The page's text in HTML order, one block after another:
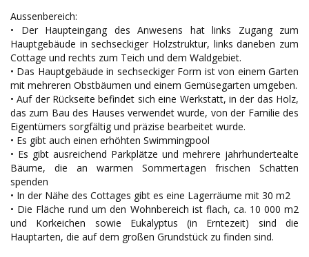
Aussenbereich:
• Der Haupteingang des Anwesens hat links Zugang zum
Hauptgebäude in sechseckiger Holzstruktur, links daneben zum
Cottage und rechts zum Teich und dem Waldgebiet.
• Das Hauptgebäude in sechseckiger Form ist von einem Garten
mit mehreren Obstbäumen und einem Gemüsegarten umgeben.
• Auf der Rückseite befindet sich eine Werkstatt, in der das Holz,
das zum Bau des Hauses verwendet wurde, von der Familie des
Eigentümers sorgfältig und präzise bearbeitet wurde.
• Es gibt auch einen erhöhten Swimmingpool
• Es gibt ausreichend Parkplätze und mehrere jahrhundertealte
Bäume, die an warmen Sommertagen frischen Schatten
spenden
• In der Nähe des Cottages gibt es eine Lagerräume mit 30 m2
• Die Fläche rund um den Wohnbereich ist flach, ca. 10 000 m2
und Korkeichen sowie Eukalyptus (in Erntezeit) sind die
Hauptarten, die auf dem großen Grundstück zu finden sind.